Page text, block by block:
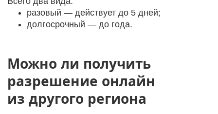
разовый — действует до 5 дней;
долгосрочный — до года.
Можно ли получить
разрешение онлайн
из другого региона